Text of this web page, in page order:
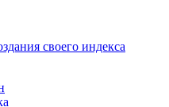
своего индекса